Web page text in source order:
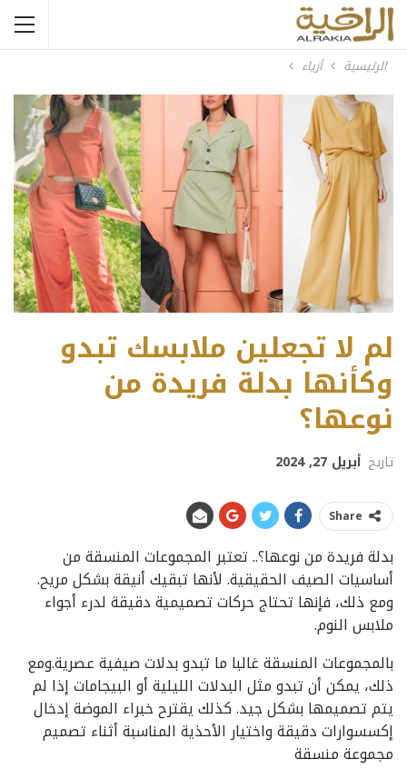
الرئيسية أزياء
لم لا تجعلين ملابسك تبدو
وكأنها بدلة فريدة من
نوعها؟
تاريخ أبريل 27, 2024
Share
بدلة فريدة من نوعها؟.. تعتبر المجموعات المنسقة من
أساسيات الصيف الحقيقية. لأنها تبقيك أنيقة بشكل مريح.
ومع ذلك، فإنها تحتاج حركات تصميمية دقيقة لدرء أجواء
ملابس النوم.
بالمجموعات المنسقة غالبا ما تبدو بدلات صيفية عصرية.ومع
ذلك، يمكن أن تبدو مثل البدلات الليلية أو البيجامات إذا لم
يتم تصميمها بشكل جيد. كذلك يقترح خبراء الموضة إدخال
إكسسوارات دقيقة واختيار الأحذية المناسبة أثناء تصميم
مجموعة منسقة